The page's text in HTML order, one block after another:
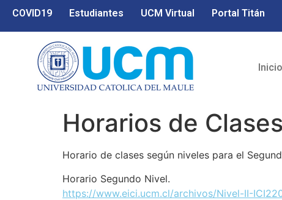
COVID19 Estudiantes UCM Virtual Portal Titán
Inicio
Horarios de
Horario de clases según niveles para el
Horario Segundo Nivel.
https://www.eici.ucm.cl/archivos/Nivel-II-